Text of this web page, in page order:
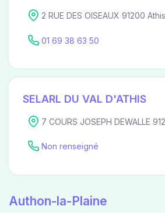
2 RUE DES OISEAUX 91200
01 69 38 63 50
SELARL DU VAL D'ATHIS
7 COURS JOSEPH DEWALLE
Non renseigné
Authon-la-Plaine